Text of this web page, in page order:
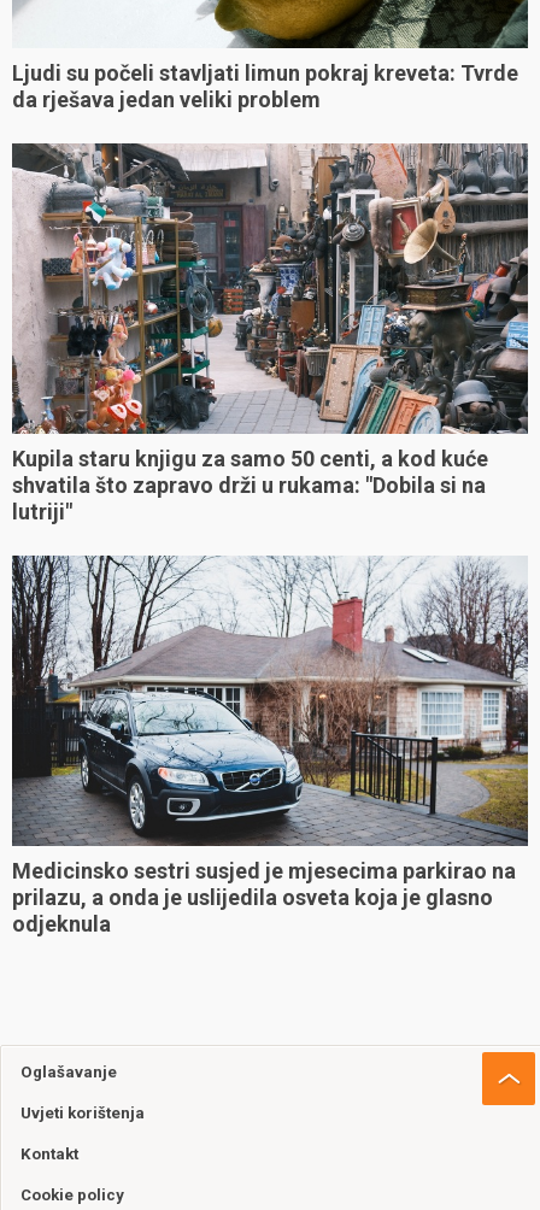
Ljudi su počeli stavljati limun pokraj kreveta: Tvrde
da rješava jedan veliki problem
Kupila staru knjigu za samo 50 centi, a kod kuće
shvatila što zapravo drži u rukama: "Dobila si na
lutriji"
Medicinsko sestri susjed je mjesecima parkirao na
prilazu, a onda je uslijedila osveta koja je glasno
odjeknula
Oglašavanje
Uvjeti korištenja
Kontakt
Cookie policy